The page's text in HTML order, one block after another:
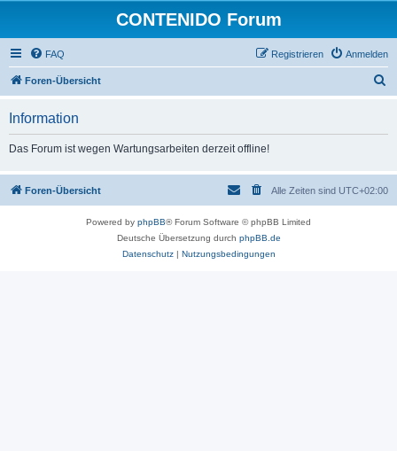
CONTENIDO Forum
FAQ Anmelden
Registrieren
Foren-Übersicht
Information
Das Forum ist wegen Wartungsarbeiten derzeit offline!
Foren-Übersicht Alle Zeiten sind UTC+02:00
Powered by phpBB® Forum Software © phpBB Limited
Deutsche Übersetzung durch phpBB.de
Datenschutz| Nutzungsbedingungen